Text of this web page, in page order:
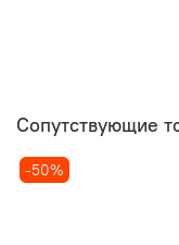
Сопутствующие
-50%